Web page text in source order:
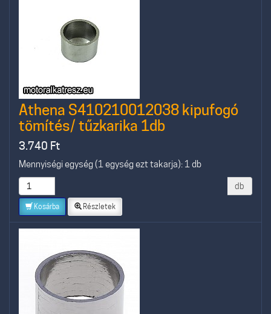
Athena S410210012038 kipufogó
tömítés/ tűzkarika 1db
3.740 Ft
Mennyiségi egység (1 egység ezt takarja): 1 db
db
Kosárba Részletek